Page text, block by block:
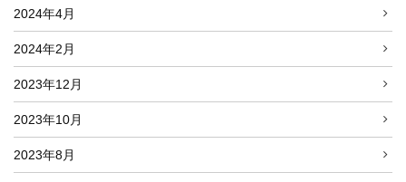
2024年4月
2024年2月
2023年12月
2023年10月
2023年8月